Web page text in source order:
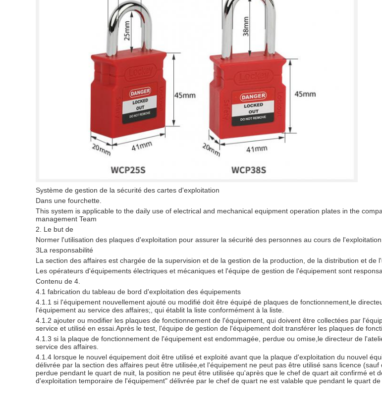
Système de gestion de la sécurité des cartes d'exploitation
Dans une fourchette.
This system is applicable to the daily use of electrical and mechanical equipment operation plates in the
management Team
2. Le but de
Normer l'utilisation des plaques d'exploitation pour assurer la sécurité des personnes au cours de
3La responsabilité
La section des affaires est chargée de la supervision et de la gestion de la production, de la distribution et de
Les opérateurs d'équipements électriques et mécaniques et l'équipe de gestion de l'équipement sont
Contenu de 4.
4.1 fabrication du tableau de bord d'exploitation des équipements
4.1.1 si l'équipement nouvellement ajouté ou modifié doit être équipé de plaques de fonctionnement,le
l'équipement au service des affaires;, qui établit la liste conformément à la liste.
4.1.2 ajouter ou modifier les plaques de fonctionnement de l'équipement, qui doivent être collectées par
service et utilisé en essai.Après le test, l'équipe de gestion de l'équipement doit transférer les plaques de
4.1.3 si la plaque de fonctionnement de l'équipement est endommagée, perdue ou omise,le directeur de
service des affaires.
4.1.4 lorsque le nouvel équipement doit être utilisé et exploité avant que la plaque d'exploitation du nouvel
délivrée par la section des affaires peut être utilisée,et l'équipement ne peut pas être utilisé sans licence
perdue pendant le quart de nuit, la position ne peut être utilisée qu'après que le chef de quart ait confirmé
d'exploitation temporaire de l'équipement" délivrée par le chef de quart ne est valable que pendant le quart de